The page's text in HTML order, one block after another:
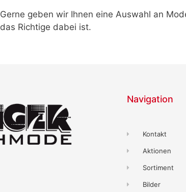
Gerne geben wir Ihnen eine Auswahl an
das Richtige dabei ist.
Navigation
Kontakt
Aktionen
Sortiment
Bilder